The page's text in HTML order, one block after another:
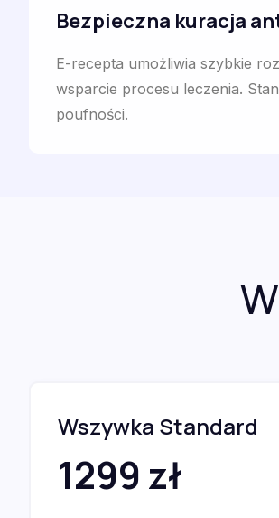
Bezpieczna kuracja
E-recepta umożliwia szybkie
wsparcie procesu leczenia.
poufności.
Wszywka Standard
1299 zł